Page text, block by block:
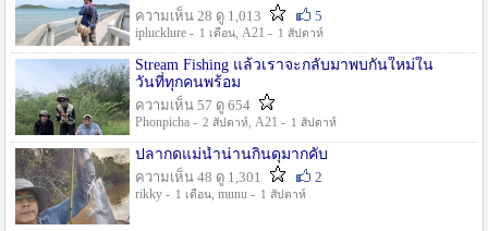
ความเห็น 28 ดู 1,013
5
iplucklure - 1 เดือน, A21 - 1 สัปดาห์
Stream Fishing แล้วเราจะกลับมาพบกันใหม่ใน
วันที่ทุกคนพร้อม
ความเห็น 57 ดู 654
Phonpicha - 2 สัปดาห์, A21 - 1 สัปดาห์
ปลากดแม่น้ำน่านกินดุมากคับ
ความเห็น 48 ดู 1,301
2
rikky - 1 เดือน, munu - 1 สัปดาห์